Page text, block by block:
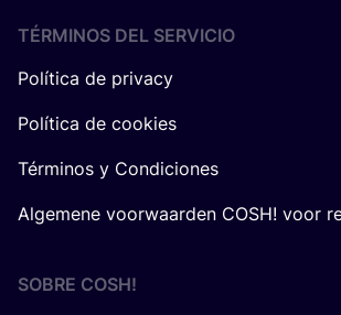
TÉRMINOS DEL SERVICIO
Política de privacy
Política de cookies
Términos y Condiciones
Algemene voorwaarden COSH! voor
SOBRE COSH!